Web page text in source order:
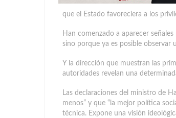
que el Estado favoreciera a los
Han comenzado a aparecer
sino porque ya es posible observar
Y la dirección que muestran las
autoridades revelan una
Las declaraciones del ministro de
menos” y que “la mejor política
técnica. Expone una visión